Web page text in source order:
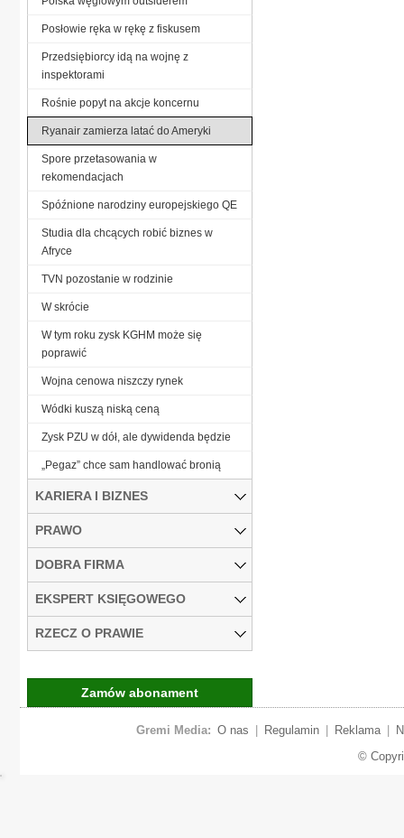
Posłowie ręka w rękę z fiskusem
Przedsiębiorcy idą na wojnę z
inspektorami
Rośnie popyt na akcje koncernu
Ryanair zamierza latać do Ameryki
Spore przetasowania w
rekomendacjach
Spóźnione narodziny europejskiego QE
Studia dla chcących robić biznes w
Afryce
TVN pozostanie w rodzinie
W skrócie
W tym roku zysk KGHM może się
poprawić
Wojna cenowa niszczy rynek
Wódki kuszą niską ceną
Zysk PZU w dół, ale dywidenda będzie
„Pegaz” chce sam handlować bronią
KARIERA I BIZNES
PRAWO
DOBRA FIRMA
EKSPERT KSIĘGOWEGO
RZECZ O PRAWIE
Zamów abonament
Gremi Media: O nas Regulamin Reklama
©